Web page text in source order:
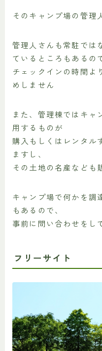
そのキャンプ場の管理
管理人さんも常駐では
ているところもあるの
チェックインの時間よ
めしません
また、管理棟ではキャ
用するものが
購入もしくはレンタル
ますし、
その土地の名産なども
キャンプ場で何かを調
もあるので、
事前に問い合わせをし
フリーサイト